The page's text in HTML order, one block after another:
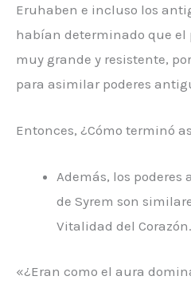
Eruhaben e incluso los
habían determinado que el
muy grande y resistente,
para asimilar poderes
Entonces, ¿Cómo terminó
Además, los poderes
de Syrem son
Vitalidad del Corazón.
«¿Eran como el aura